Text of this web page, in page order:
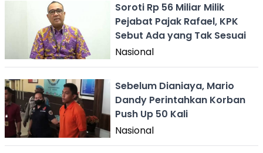
Soroti Rp 56 Miliar Milik
Pejabat Pajak Rafael, KPK
Sebut Ada yang Tak Sesuai
Nasional
Sebelum Dianiaya, Mario
Dandy Perintahkan Korban
Push Up 50 Kali
Nasional